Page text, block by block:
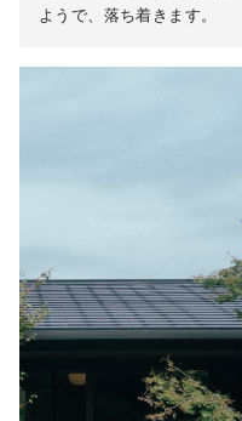
ようで、落ち着きます。